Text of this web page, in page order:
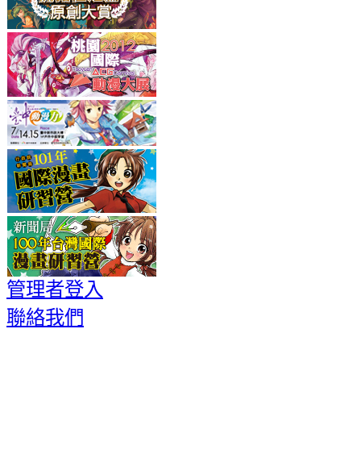
管理者登入
聯絡我們